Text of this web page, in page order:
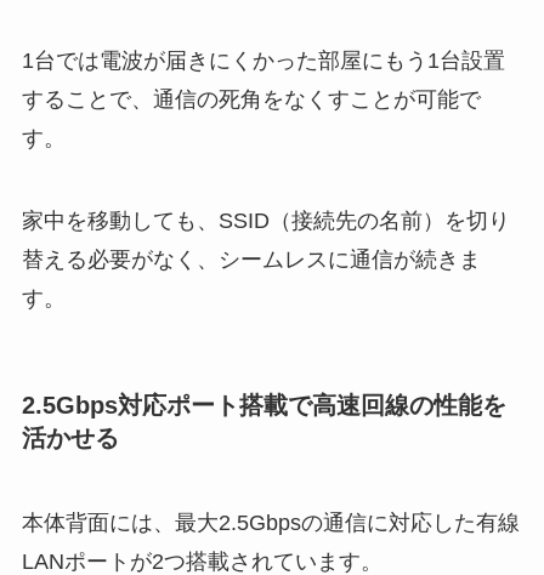
1台では電波が届きにくかった部屋にもう1台設置
することで、通信の死角をなくすことが可能で
す。
家中を移動しても、SSID（接続先の名前）を切り
替える必要がなく、シームレスに通信が続きま
す。
2.5Gbps対応ポート搭載で高速回線の性能を
活かせる
本体背面には、最大2.5Gbpsの通信に対応した有線
LANポートが2つ搭載されています。